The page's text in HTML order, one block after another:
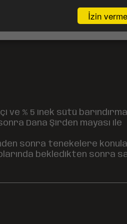
İzin verme
ve % 5 inek sütü
Dana Şirden mayası ile
sonra tenekelere
bekledikten sonra